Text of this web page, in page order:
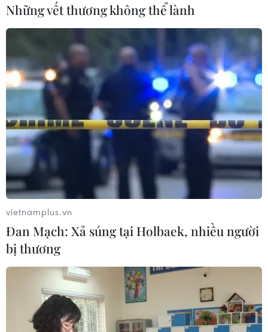
Những vết thương không thể lành
vietnamplus.vn
Đan Mạch: Xả súng tại Holbaek, nhiều người
bị thương